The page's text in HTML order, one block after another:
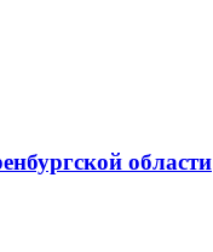
области